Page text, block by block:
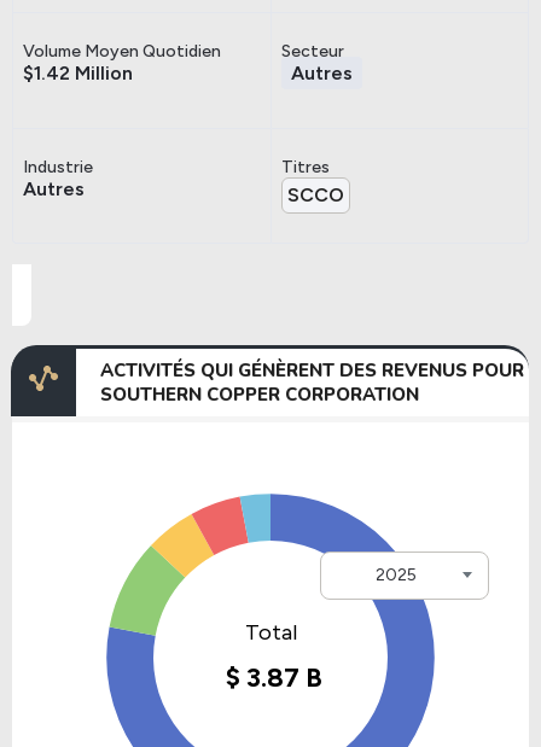
Volume Moyen Quotidien
$1.42 Million
Secteur
Autres
Industrie
Autres
Titres
SCCO
ACTIVITÉS QUI GÉNÈRENT DES REVENUS POUR
SOUTHERN COPPER CORPORATION
2025